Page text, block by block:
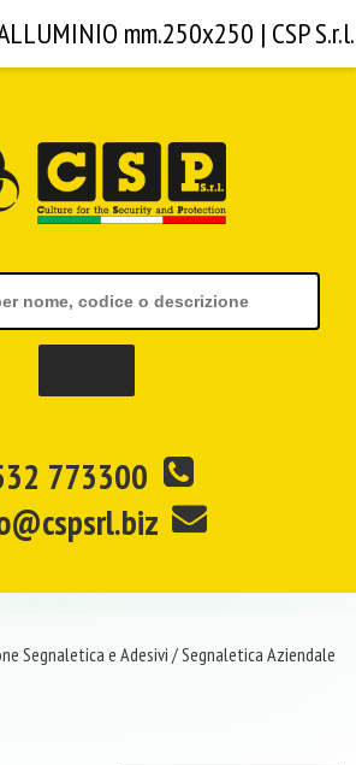
773300
Segnaletica e Adesivi /Segnaletica Aziendale
mm.250x250 | CSP S.r.l.